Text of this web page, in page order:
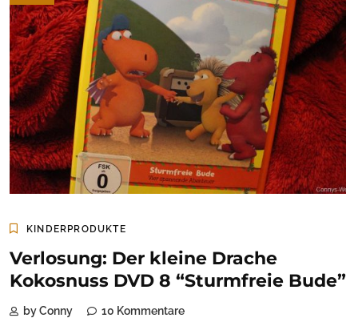
KINDERPRODUKTE
Verlosung: Der kleine Drache
Kokosnuss DVD 8 “Sturmfreie Bude”
by Conny 10 Kommentare